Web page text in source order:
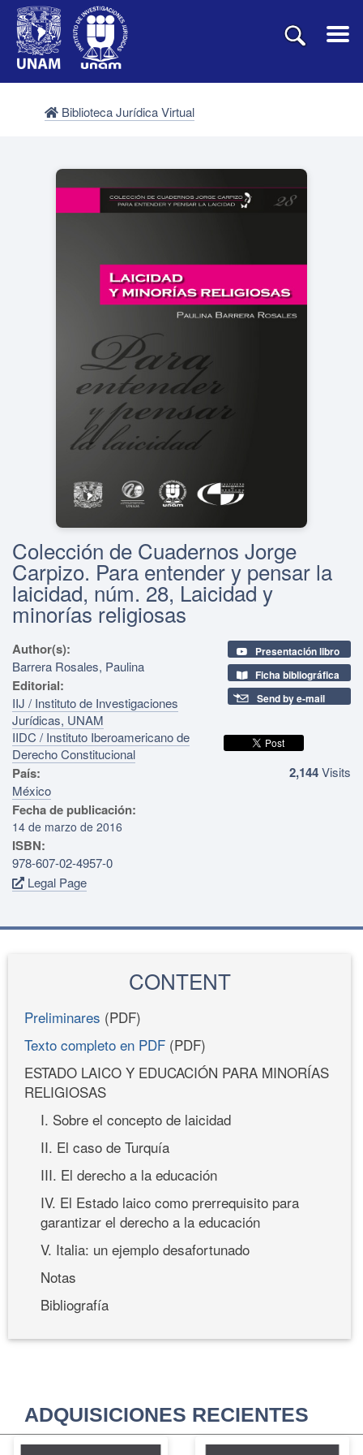
Biblioteca Jurídica Virtual
Colección de Cuadernos Jorge
Carpizo. Para entender y pensar la
laicidad, núm. 28, Laicidad y
minorías religiosas
Author(s):
Barrera Rosales, Paulina
Editorial:
IIJ / Instituto de Investigaciones
Jurídicas, UNAM
IIDC / Instituto Iberoamericano de
Derecho Constitucional
País:
México
Fecha de publicación:
14 de marzo de 2016
ISBN:
978-607-02-4957-0
Legal Page
Presentación libro
Ficha bibliográfica
Send by e-mail
2,144Visits
CONTENT
Preliminares (PDF)
Texto completo en PDF (PDF)
ESTADO LAICO Y EDUCACIÓN PARA MINORÍAS
RELIGIOSAS
I. Sobre el concepto de laicidad
II. El caso de Turquía
III. El derecho a la educación
IV. El Estado laico como prerrequisito para
garantizar el derecho a la educación
V. Italia: un ejemplo desafortunado
Notas
Bibliografía
ADQUISICIONES RECIENTES